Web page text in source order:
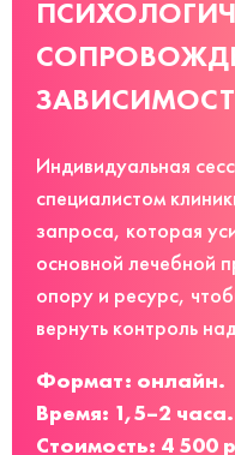
Индивидуальная
специалистом
запроса, которая
основной лечебной
опору и ресурс,
вернуть контроль
Формат: онлайн.
Время: 1,5–2 часа.
Стоимость: 4 500